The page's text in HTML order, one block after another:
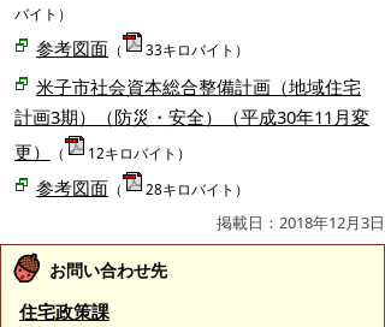
バイト）
参考図面 （ 33キロバイト）
米子市社会資本総合整備計画（地域住宅
計画3期）（防災・安全）（平成30年11月変
更）
（ 12キロバイト）
参考図面 （ 28キロバイト）
掲載日：2018年12月3日
お問い合わせ先
住宅政策課